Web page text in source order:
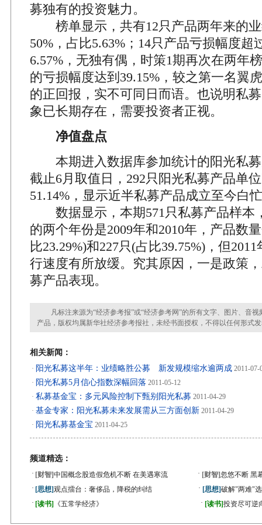
募独有的投资魅力。
榜单显示，共有12只产品两年来的业
50%，占比5.63%；14只产品亏损幅度超
6.57%，无独有偶，时策1期再次在两年
的亏损幅度达到39.15%，较之第一名翼
的正回报，实不可同日而语。也说明私
象已长期存在，需要投资者正视。
净值盘点
本期进入数据库参加统计的阳光私募
截止6月取值日，292只阳光私募产品单
51.14%，显示近半私募产品成立至今白
数据显示，本期571只私募产品样本
的两个年份是2009年和2010年，产品数
比23.29%)和227只(占比39.75%)，但
行速度有所放缓。究其原因，一是政策
募产品表现。
凡标注来源为“经济参考报”或“经济参考网”的所有文字、图片、音视
产品，版权均属新华社经济参考报社，未经书面授权，不得以任何形式
相关新闻：
· 阳光私募这半年：业绩略胜公募 新发规模缩水逾两成 2011-07-
· 阳光私募5月信心指数深幅回落 2011-05-12
· 私募基金宝：多元风险控制下甄别阳光私募 2011-04-29
· 基金专家：阳光私募未来发展需从三方面创新 2011-04-29
· 阳光私募基金宝 2011-04-25
频道精选：
· [财智]中国概念股造假危机不断 在美遇寒流 · [财智]忽悠不断 黑
· [思想]观点擂台：奢侈品，降税的纠结 · [思想]破解"两难"
· [读书] 《五常学经济》 · [读书]投资尽可逆